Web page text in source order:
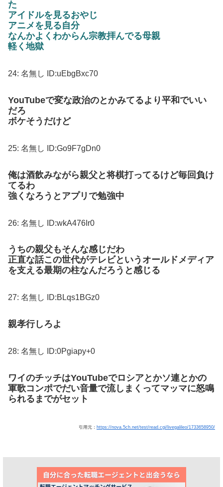
た
アイドルを見るおやじ
アニメを見る自分
なんかよくわからん宗教拝んでる母親
軽く地獄
24: 名無し ID:uEbgBxc70
YouTubeで変な政治のとかみてるより平和でいい
だろ
ボケそうだけど
25: 名無し ID:Go9F7gDn0
俺は酒飲みながら親父と将棋打ってるけど毎回負け
てるわ
強くなろうとアプリで勉強中
26: 名無し ID:wkA476Ir0
うちの親父もそんな感じだわ
正直な話この世代がテレビというオールドメディア
を支える最期の柱なんだろうと感じる
27: 名無し ID:BLqs1BGz0
親孝行しろよ
28: 名無し ID:0Pgiapy+0
ワイのチッチはYouTubeでロシアとかソ連とかの
軍歌コンポでだい音量で流しまくってマッマに怒鳴
られるまでがセット
引用元： https://nova.5ch.net/test/read.cgi/livegalileo/1733658950/